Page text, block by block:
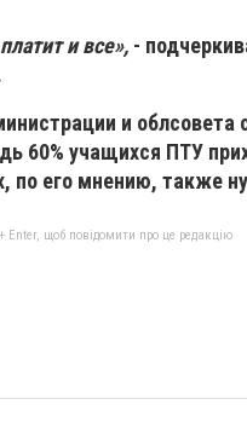
и все», -
и облсовета
60% учащихся ПТУ
по его мнению, также
Enter, щоб повідомити про це редакцію